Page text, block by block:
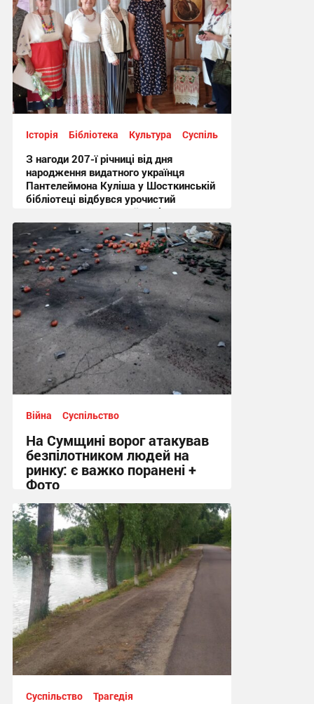
Історія Бібліотека Культура Суспільство
З нагоди 207-ї річниці від дня
народження видатного українця
Пантелеймона Куліша у Шосткинській
бібліотеці відбувся урочистий
культурно-мистецький захід + Фото
12:44, 7.08.2026
Війна Суспільство
На Сумщині ворог атакував
безпілотником людей на
ринку: є важко поранені +
Фото
10:41, 7.08.2026
Суспільство Трагедія